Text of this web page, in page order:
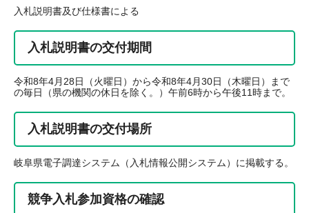
入札説明書及び仕様書による
入札説明書の交付期間
令和8年4月28日（火曜日）から令和8年4月30日（木曜日）まで
の毎日（県の機関の休日を除く。）午前6時から午後11時まで。
入札説明書の交付場所
岐阜県電子調達システム（入札情報公開システム）に掲載する。
競争入札参加資格の確認